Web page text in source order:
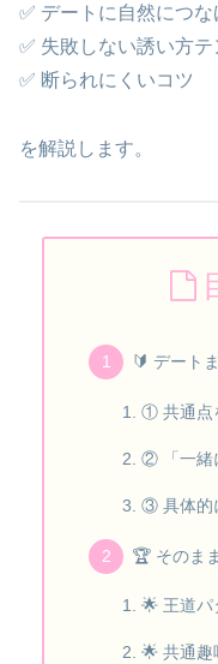
✅ デートに自然につ
✅ 失敗しない誘い方テ
✅ 断られにくいコツ
を解説します。
🔰 デート
① 共通点
② 「一緒
③ 具体的
🏆 そのま
🌟 王道パ
🌟 共通趣